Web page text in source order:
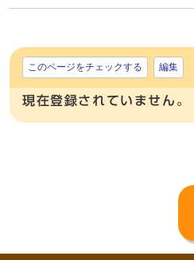
このページをチェックする 編集
現在登録されていません。